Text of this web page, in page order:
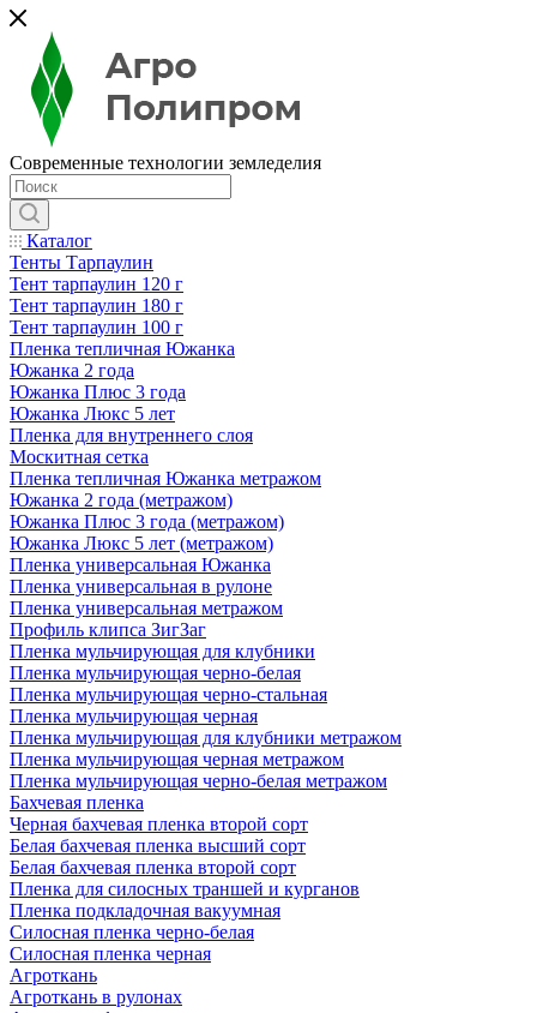
Современные технологии земледелия
Каталог
Тенты Тарпаулин
Тент тарпаулин 120 г
Тент тарпаулин 180 г
Тент тарпаулин 100 г
Пленка тепличная Южанка
Южанка 2 года
Южанка Плюс 3 года
Южанка Люкс 5 лет
Пленка для внутреннего слоя
Москитная сетка
Пленка тепличная Южанка метражом
Южанка 2 года (метражом)
Южанка Плюс 3 года (метражом)
Южанка Люкс 5 лет (метражом)
Пленка универсальная Южанка
Пленка универсальная в рулоне
Пленка универсальная метражом
Профиль клипса ЗигЗаг
Пленка мульчирующая для клубники
Пленка мульчирующая черно-белая
Пленка мульчирующая черно-стальная
Пленка мульчирующая черная
Пленка мульчирующая для клубники метражом
Пленка мульчирующая черная метражом
Пленка мульчирующая черно-белая метражом
Бахчевая пленка
Черная бахчевая пленка второй сорт
Белая бахчевая пленка высший сорт
Белая бахчевая пленка второй сорт
Пленка для силосных траншей и курганов
Пленка подкладочная вакуумная
Силосная пленка черно-белая
Силосная пленка черная
Агроткань
Агроткань в рулонах